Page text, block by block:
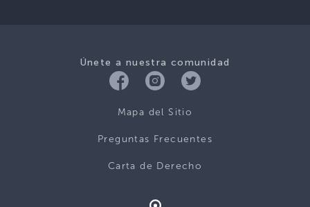
Únete a nuestra comunidad
Mapa del Sitio
Preguntas Frecuentes
Carta de Derecho